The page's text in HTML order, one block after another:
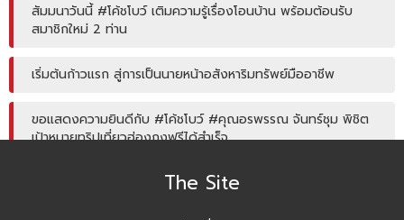
สัมมนาวันนี้ #โค้ชโบว์ เติมความรู้เรื่องโอนบ้าน พร้อมต้อนรับ
สมาชิกใหม่ 2 ท่าน
เริ่มต้นก้าวแรก สู่การเป็นนายหน้าอสังหาริมทรัพย์มืออาชีพ
ขอแสดงความยินดีกับ #โค้ชโบว์ #คุณอรพรรณ จันทร์ชุม พิชิต
เป้าหมายทริปเที่ยวฮ่องกงฟรีได้สำเร็จ
โค้ชหนุ่ม แชร์หัวข้อการลงพื้นที่หาลิสโครงการปิด/เปิด
The Site